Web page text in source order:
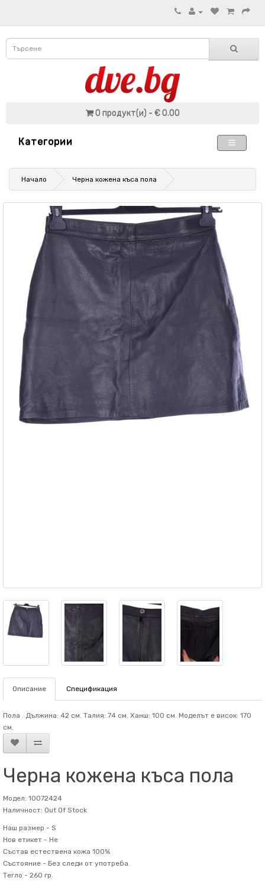
0 продукт(и) - € 0.00
Категории
Начало Черна кожена къса пола
Описание Спецификация
Пола . Дължина: 42 см. Талия: 74 см. Ханш: 100 см. Mоделът е висок: 170
см.
Черна кожена къса пола
Модел: 10072424
Наличност: Out Of Stock
Наш размер - S
Нов етикет - Не
Състав естествена кожа 100%
Състояние - Без следи от употреба.
Тегло - 260 гр.